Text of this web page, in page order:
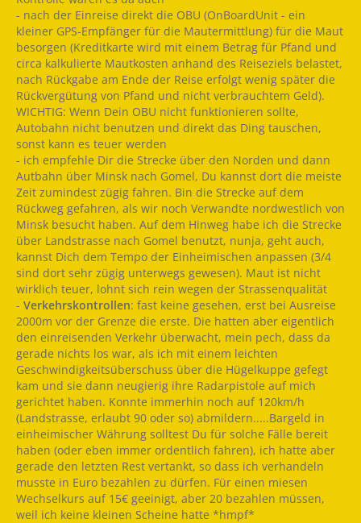
- nach der Einreise direkt die OBU (OnBoardUnit - ein
kleiner GPS-Empfänger für die Mautermittlung) für die Maut
besorgen (Kreditkarte wird mit einem Betrag für Pfand und
circa kalkulierte Mautkosten anhand des Reiseziels belastet,
nach Rückgabe am Ende der Reise erfolgt wenig später die
Rückvergütung von Pfand und nicht verbrauchtem Geld).
WICHTIG: Wenn Dein OBU nicht funktionieren sollte,
Autobahn nicht benutzen und direkt das Ding tauschen,
sonst kann es teuer werden
- ich empfehle Dir die Strecke über den Norden und dann
Autbahn über Minsk nach Gomel, Du kannst dort die meiste
Zeit zumindest zügig fahren. Bin die Strecke auf dem
Rückweg gefahren, als wir noch Verwandte nordwestlich von
Minsk besucht haben. Auf dem Hinweg habe ich die Strecke
über Landstrasse nach Gomel benutzt, nunja, geht auch,
kannst Dich dem Tempo der Einheimischen anpassen (3/4
sind dort sehr zügig unterwegs gewesen). Maut ist nicht
wirklich teuer, lohnt sich rein wegen der Strassenqualität
- Verkehrskontrollen: fast keine gesehen, erst bei Ausreise
2000m vor der Grenze die erste. Die hatten aber eigentlich
den einreisenden Verkehr überwacht, mein pech, dass da
gerade nichts los war, als ich mit einem leichten
Geschwindigkeitsüberschuss über die Hügelkuppe gefegt
kam und sie dann neugierig ihre Radarpistole auf mich
gerichtet haben. Konnte immerhin noch auf 120km/h
(Landstrasse, erlaubt 90 oder so) abmildern.....Bargeld in
einheimischer Währung solltest Du für solche Fälle bereit
haben (oder eben immer ordentlich fahren), ich hatte aber
gerade den letzten Rest vertankt, so dass ich verhandeln
musste in Euro bezahlen zu dürfen. Für einen miesen
Wechselkurs auf 15€ geeinigt, aber 20 bezahlen müssen,
weil ich keine kleinen Scheine hatte *hmpf*